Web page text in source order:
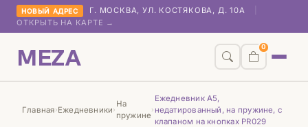
НОВЫЙ АДРЕС Г. МОСКВА, УЛ. КОСТЯКОВА, Д. 10А
ОТКРЫТЬ НА КАРТЕ →
MEZA 0
Главная›Ежедневники›
На
пружине
›
Ежедневник А5,
недатированный, на пружине, с
клапаном на кнопках PR029